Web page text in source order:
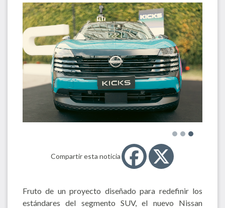
Compartir esta noticia
Fruto de un proyecto diseñado para redefinir los
estándares del segmento SUV, el nuevo Nissan